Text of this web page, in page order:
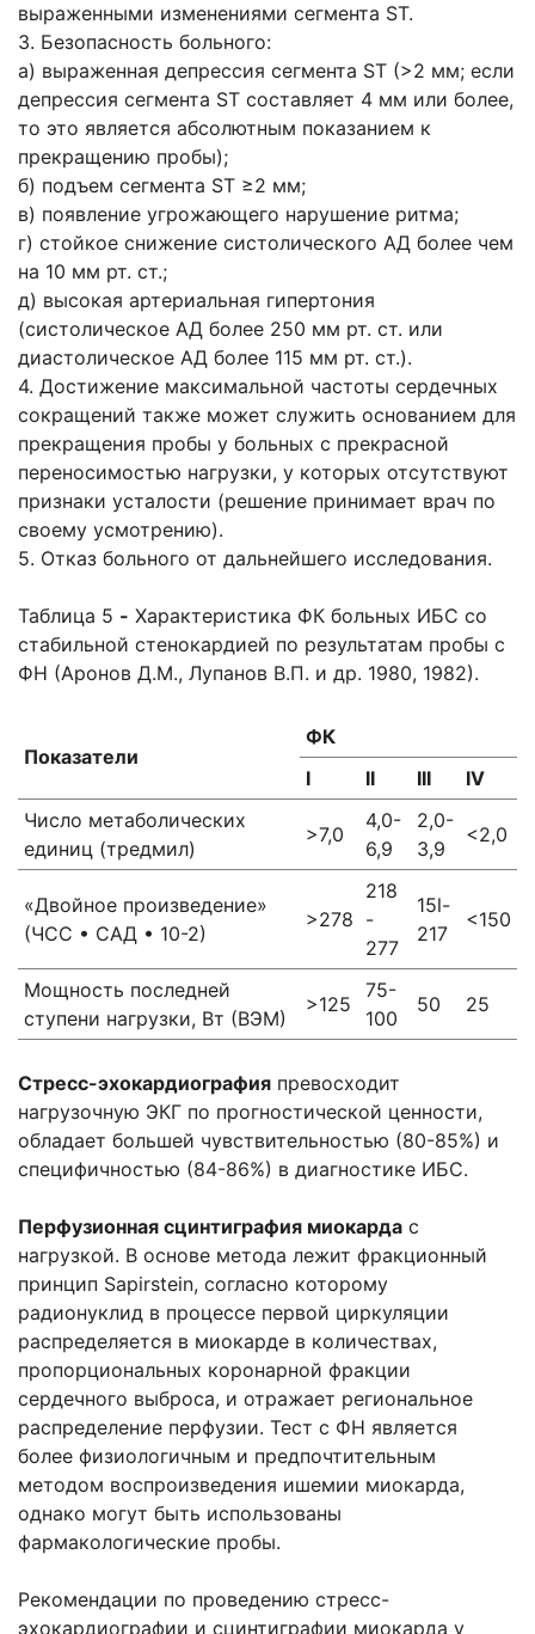
выраженными изменениями сегмента ST.
3. Безопасность больного:
а) выраженная депрессия сегмента ST (>2 мм; если
депрессия сегмента ST составляет 4 мм или более,
то это является абсолютным показанием к
прекращению пробы);
б) подъем сегмента ST ≥2 мм;
в) появление угрожающего нарушение ритма;
г) стойкое снижение систолического АД более чем
на 10 мм рт. ст.;
д) высокая артериальная гипертония
(систолическое АД более 250 мм рт. ст. или
диастолическое АД более 115 мм рт. ст.).
4. Достижение максимальной частоты сердечных
сокращений также может служить основанием для
прекращения пробы у больных с прекрасной
переносимостью нагрузки, у которых отсутствуют
признаки усталости (решение принимает врач по
своему усмотрению).
5. Отказ больного от дальнейшего исследования.
Таблица 5 - Характеристика ФК больных ИБС со
стабильной стенокардией по результатам пробы с
ФН (Аронов Д.М., Лупанов В.П. и др. 1980, 1982).
Показатели
ФК
I
II III
IV
Число метаболических
единиц (тредмил)
>7,0
4,0-
6,9
2,0-
3,9
<2,0
«Двойное произведение»
(ЧСС • САД • 10-2)
>278
218
-
277
15l-
217
<150
Мощность последней
ступени нагрузки, Вт (ВЭМ)
>125
75-
100
50 25
Стресс-эхокардиография превосходит
нагрузочную ЭКГ по прогностической ценности,
обладает большей чувствительностью (80-85%) и
специфичностью (84-86%) в диагностике ИБС.
Перфузионная сцинтиграфия миокарда с
нагрузкой. В основе метода лежит фракционный
принцип Sapirstein, согласно которому
радионуклид в процессе первой циркуляции
распределяется в миокарде в количествах,
пропорциональных коронарной фракции
сердечного выброса, и отражает региональное
распределение перфузии. Тест с ФН является
более физиологичным и предпочтительным
методом воспроизведения ишемии миокарда,
однако могут быть использованы
фармакологические пробы.
Рекомендации по проведению стресс-
эхокардиографии и сцинтиграфии миокарда у